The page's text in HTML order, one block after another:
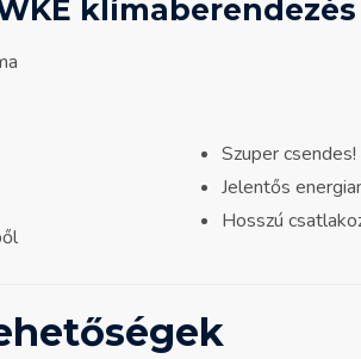
klímaberendezés
Szuper
Jelentős
Hosszú